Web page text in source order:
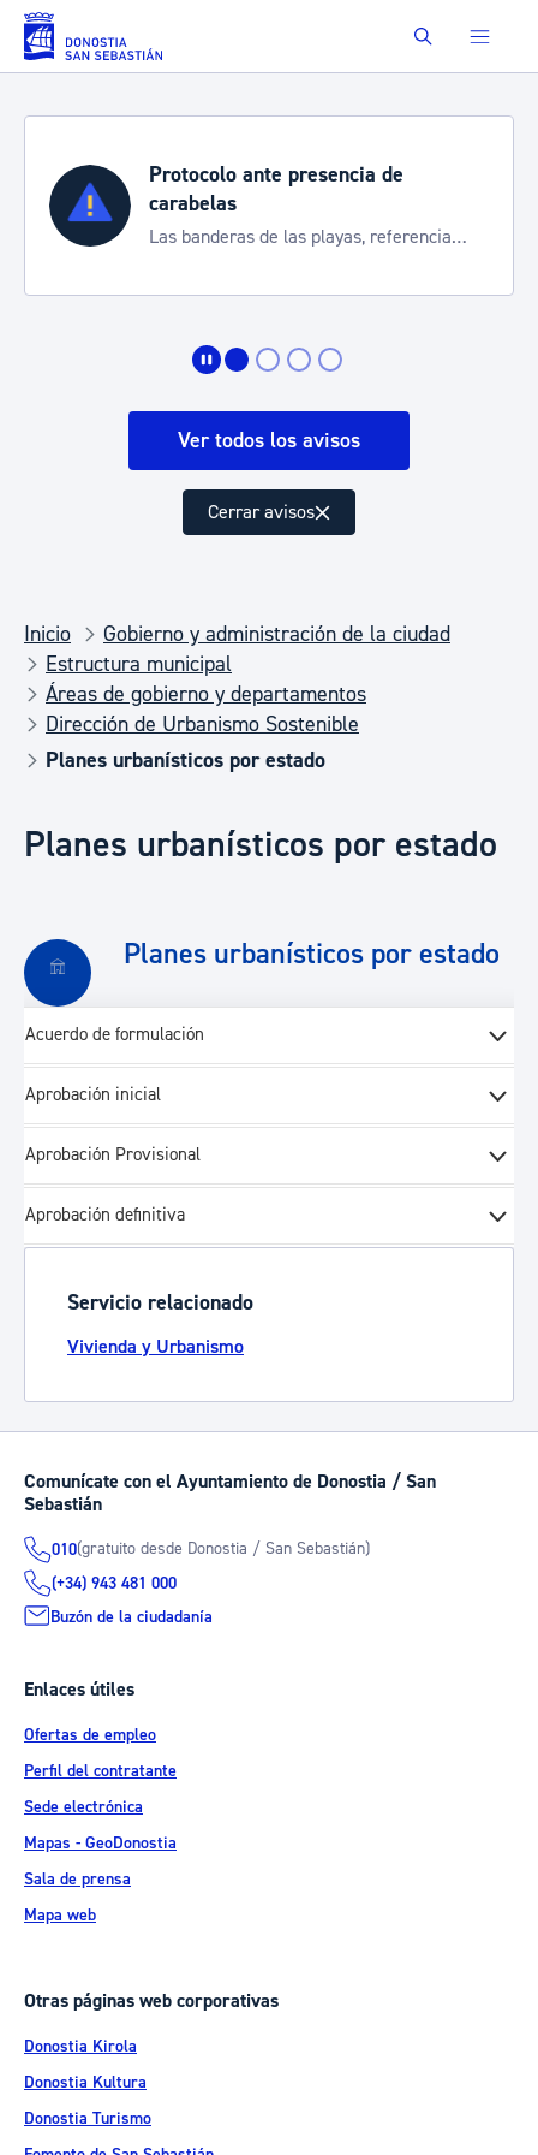
Saltar al contenido principal Buscar
Protocolo ante presencia de
carabelas
Las banderas de las playas, referencia
Ver todos los avisos
Cerrar avisos
Inicio
Gobierno y administración de la ciudad
Estructura municipal
Áreas de gobierno y departamentos
Dirección de Urbanismo Sostenible
Planes urbanísticos por estado
Planes urbanísticos por estado
Planes urbanísticos por estado
Acuerdo de formulación
Aprobación inicial
Aprobación Provisional
Aprobación definitiva
Servicio relacionado
Vivienda y Urbanismo
Comunícate con el Ayuntamiento de Donostia / San
Sebastián
010(gratuito desde Donostia / San Sebastián)
(+34) 943 481 000
Buzón de la ciudadanía
Enlaces útiles
Ofertas de empleo
Perfil del contratante
Sede electrónica
Mapas - GeoDonostia
Sala de prensa
Mapa web
Otras páginas web corporativas
Donostia Kirola
Donostia Kultura
Donostia Turismo